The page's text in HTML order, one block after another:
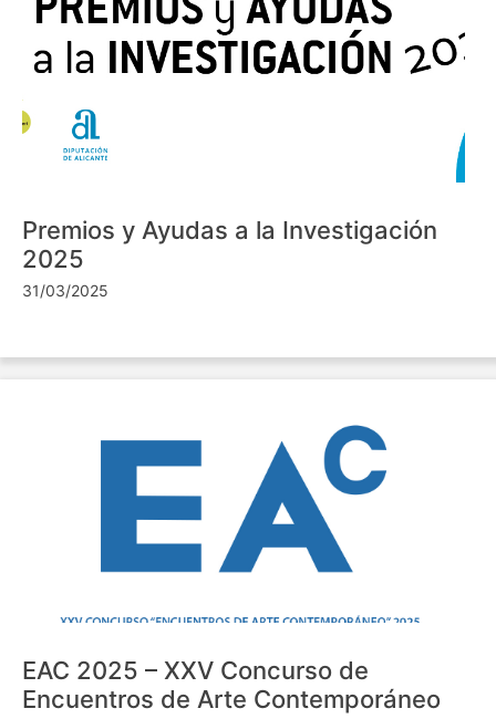
Premios y Ayudas a la Investigación
2025
31/03/2025
EAC 2025 – XXV Concurso de
Encuentros de Arte Contemporáneo